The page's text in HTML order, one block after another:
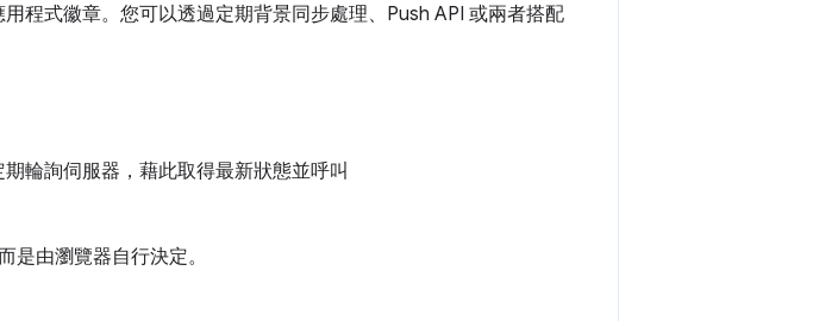
程式徽章。您可以透過定期背景同步處理、Push API 或兩者搭配
輪詢伺服器，藉此取得最新狀態並呼叫
是由瀏覽器自行決定。